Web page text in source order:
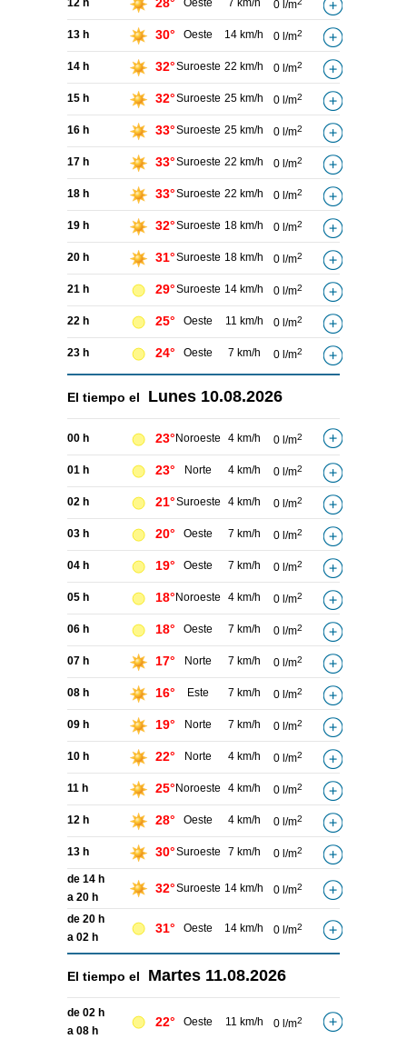
12 h 28° Oeste 7 km/h 0 l/m
13 h 30° Oeste 14 km/h 0 l/m2
14 h 32°Suroeste 22 km/h 0 l/m2
15 h 32°Suroeste 25 km/h 0 l/m2
16 h 33°Suroeste 25 km/h 0 l/m2
17 h 33°Suroeste 22 km/h 0 l/m2
18 h 33°Suroeste 22 km/h 0 l/m2
19 h 32°Suroeste 18 km/h 0 l/m2
20 h 31°Suroeste 18 km/h 0 l/m2
21 h 29°Suroeste 14 km/h 0 l/m2
22 h 25° Oeste 11 km/h 0 l/m2
23 h 24° Oeste 7 km/h 0 l/m2
El tiempo el Lunes 10.08.2026
00 h 23° Noroeste 4 km/h 0 l/m2
01 h 23° Norte 4 km/h 0 l/m2
02 h 21°Suroeste 4 km/h 0 l/m2
03 h 20° Oeste 7 km/h 0 l/m2
04 h 19° Oeste 7 km/h 0 l/m2
05 h 18° Noroeste 4 km/h 0 l/m2
06 h 18° Oeste 7 km/h 0 l/m2
07 h 17° Norte 7 km/h 0 l/m2
08 h 16° Este 7 km/h 0 l/m2
09 h 19° Norte 7 km/h 0 l/m2
10 h 22° Norte 4 km/h 0 l/m2
11 h 25° Noroeste 4 km/h 0 l/m2
12 h 28° Oeste 4 km/h 0 l/m2
13 h 30°Suroeste 7 km/h 0 l/m2
de 14 h
a 20 h
32°Suroeste 14 km/h 0 l/m2
de 20 h
a 02 h
31° Oeste 14 km/h 0 l/m2
El tiempo el Martes 11.08.2026
de 02 h
a 08 h
22° Oeste 11 km/h 0 l/m2